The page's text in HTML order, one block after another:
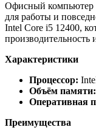
Офисный компьютер
для работы и
Intel Core i5 12400,
Характеристики
Процессор:
Объём памяти:
Оперативная
Преимущества